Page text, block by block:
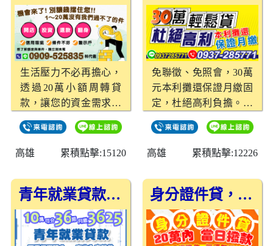
利息不再成為沉重壓
力，幫助您輕鬆還款。
02、放款快：當日撥款
資金需求急迫？我們審
核迅速，讓您在當天內
即可拿到急需的現金，
解決燃眉之急。 03、門
檻低：免保人擔保 無需
提供繁瑣資料，無需找
讓您輕鬆迎接資金快速
性還款：期數自由選 不
管是短期週轉還是長期
規劃，我們提供彈性的
期數選擇方案，讓您輕
族、自營商皆可申請！
就是這麼簡單、這麼貼
心 ❤️ 台北借款、新北
借款 👉 有需要就來聊
聊，立即為您取得協助
～
生活壓力不必再擔心，
透過20萬小額周轉貸
款，讓您的資金需求得
到有效解決，輕鬆應對
生活與生意的各種挑
戰。
高雄 累積點擊:15120
免聯徵、免照會，30萬
元本利攤還保證月繳固
定，杜絕高利負擔。在
雲林借款、嘉義借款、
台南借款、高雄借款、
屏東借款皆可申辦，當
鬆解決資金需求。
高雄 累積點擊:12226
青年就業貸款好選擇！💼 身分證件貸，超速撥款🚀